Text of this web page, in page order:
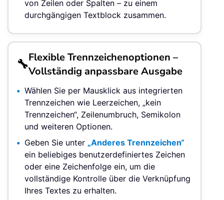
von Zeilen oder Spalten – zu einem
durchgängigen Textblock zusammen.
🔧Flexible Trennzeichenoptionen –
Vollständig anpassbare Ausgabe
Wählen Sie per Mausklick aus integrierten
Trennzeichen wie Leerzeichen, „kein
Trennzeichen“, Zeilenumbruch, Semikolon
und weiteren Optionen.
Geben Sie unter „Anderes Trennzeichen“
ein beliebiges benutzerdefiniertes Zeichen
oder eine Zeichenfolge ein, um die
vollständige Kontrolle über die Verknüpfung
Ihres Textes zu erhalten.